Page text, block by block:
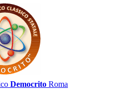
Democrito Roma